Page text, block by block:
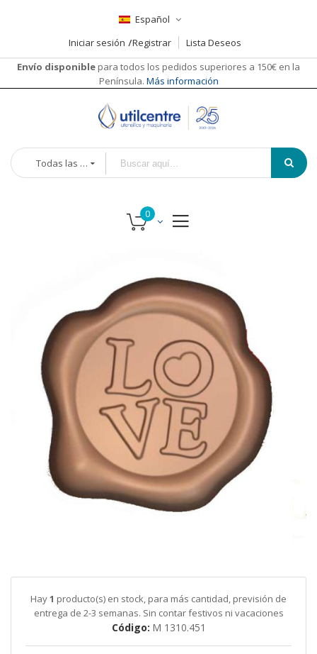
Español
Iniciar sesión
Registrar
Lista Deseos
Envío disponible para todos los pedidos superiores a 150€ en la
Península. Más información
Todas las categorías
imágenes
comienzo
galería
imágenes
Hay1 producto(s) en stock, para más cantidad, previsión de
entrega de 2-3 semanas. Sin contar festivos ni vacaciones
Código M 1310.451